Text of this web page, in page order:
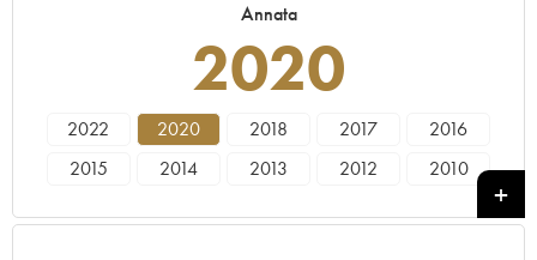
Annata
2020
2022 2020 2018 2017
2016
2015
2014 2013 2012
2010